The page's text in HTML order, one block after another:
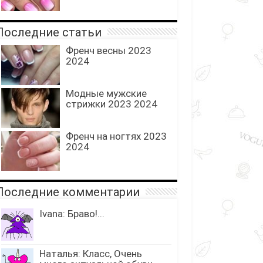
статьи
Френч весны 2023
2024
Модные мужские
стрижки 2023 2024
Френч на ногтях 2023
2024
комментарии
Ivana: Браво!...
Наталья: Класс, Очень